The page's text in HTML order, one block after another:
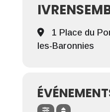
1 Place du
les-Baronnies